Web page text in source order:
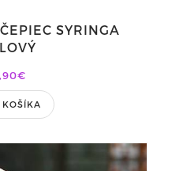
SYRINGA
KOŠÍKA